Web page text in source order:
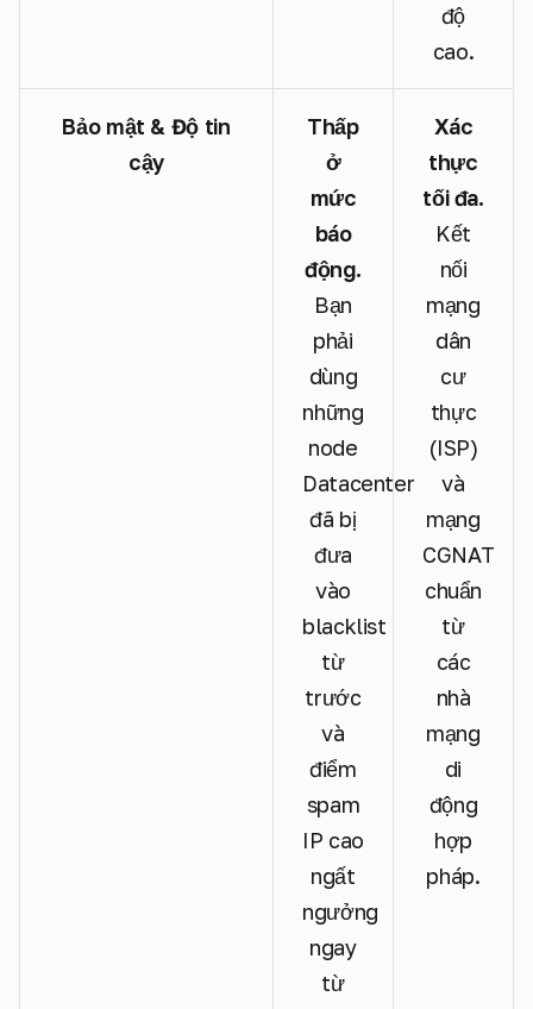
độ
cao.
Bảo mật & Độ tin
cậy
Thấp
ở
mức
báo
động.
Bạn
phải
dùng
những
node
Datacenter
đã bị
đưa
vào
blacklist
từ
trước
và
điểm
spam
IP cao
ngất
ngưởng
ngay
từ
Xác
thực
tối đa.
Kết
nối
mạng
dân
cư
thực
(ISP)
và
mạng
CGNAT
chuẩn
từ
các
nhà
mạng
di
động
hợp
pháp.